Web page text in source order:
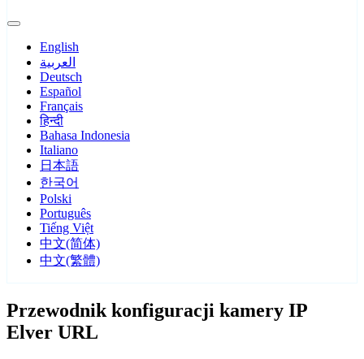
English
العربية
Deutsch
Español
Français
हिन्दी
Bahasa Indonesia
Italiano
日本語
한국어
Polski
Português
Tiếng Việt
中文(简体)
中文(繁體)
Przewodnik konfiguracji kamery IP
Elver URL